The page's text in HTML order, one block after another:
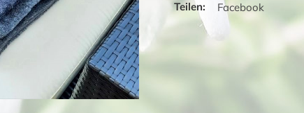
Facebook